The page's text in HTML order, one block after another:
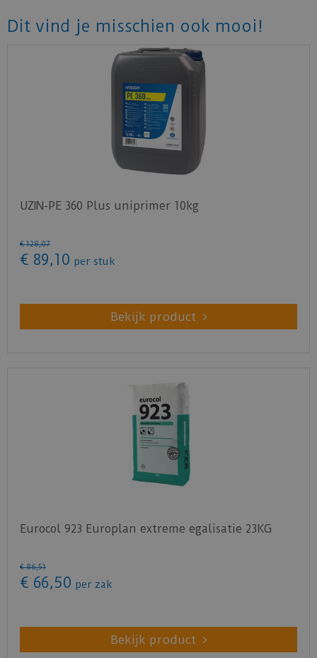
of grondeermiddelen behandelen.
Verbruik: 1,5 kg/m2 per mm laagdikte
het productblad voor alle technische
voor het veiligheidsblad.
Dit vind je misschien ook mooi!
UZIN-PE 360 Plus uniprimer 10kg
€ 128,07
€ 89,10 per stuk
Bekijk product
Eurocol 923 Europlan extreme egalisatie 23KG
€ 86,51
€ 66,50 per zak
Bekijk product